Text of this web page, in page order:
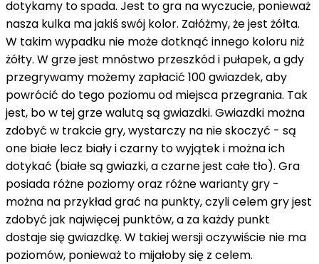
dotykamy to spada. Jest to gra na wyczucie, ponieważ
nasza kulka ma jakiś swój kolor. Załóżmy, że jest żółta.
W takim wypadku nie może dotknąć innego koloru niż
żółty. W grze jest mnóstwo przeszkód i pułapek, a gdy
przegrywamy możemy zapłacić 100 gwiazdek, aby
powrócić do tego poziomu od miejsca przegrania. Tak
jest, bo w tej grze walutą są gwiazdki. Gwiazdki można
zdobyć w trakcie gry, wystarczy na nie skoczyć - są
one białe lecz biały i czarny to wyjątek i można ich
dotykać (białe są gwiazki, a czarne jest całe tło). Gra
posiada różne poziomy oraz różne warianty gry -
można na przykład grać na punkty, czyli celem gry jest
zdobyć jak najwięcej punktów, a za każdy punkt
dostaje się gwiazdkę. W takiej wersji oczywiście nie ma
poziomów, ponieważ to mijałoby się z celem.